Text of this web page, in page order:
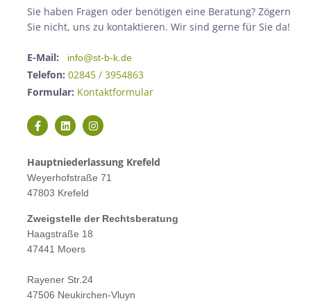
Sie haben Fragen oder benötigen eine Beratung? Zögern
Sie nicht, uns zu kontaktieren. Wir sind gerne für Sie da!
E-Mail: info@st-b-k.de
Telefon: 02845 / 3954863
Formular: Kontaktformular
Hauptniederlassung Krefeld
Weyerhofstraße 71
47803 Krefeld
Zweigstelle der Rechtsberatung
Haagstraße 18
47441 Moers
Rayener Str.24
47506 Neukirchen-Vluyn